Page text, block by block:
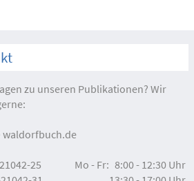
zu unseren Publikationen? Wir
waldorfbuch.de
25
Mo - Fr: 8:00 - 12:30 Uhr